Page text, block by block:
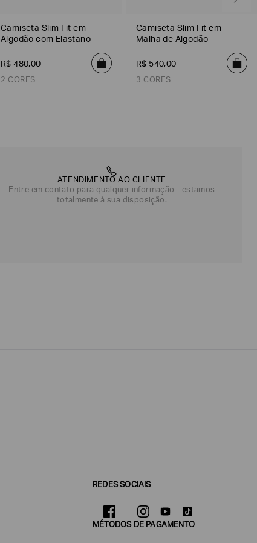
Camiseta Slim Fit em
Algodão com Elastano
R$ 480,00
2 CORES
Camiseta Slim Fit em
Malha de Algodão
R$ 540,00
3 CORES
ATENDIMENTO AO CLIENTE
Entre em contato para qualquer informação - estamos
totalmente à sua disposição.
REDES SOCIAIS
MÉTODOS DE PAGAMENTO